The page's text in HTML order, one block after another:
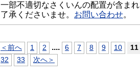
一部不適切なさくいんの配置が含ま
了承くださいませ。 お問い合わせ。
＜前へ 1 2 .... 6 7 8 9 10
11
32
33 次へ＞